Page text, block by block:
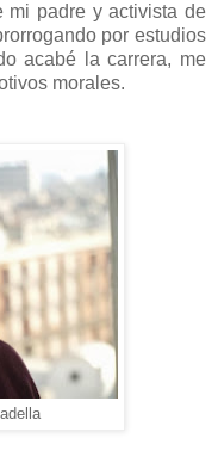
mi padre yactivista de
por estudios
acabé la carrera, me
morales.